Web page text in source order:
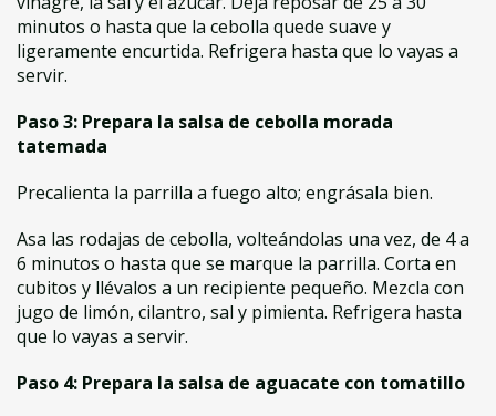
minutos o hasta que la cebolla quede suave y
ligeramente encurtida. Refrigera hasta que lo vayas a
servir.
Paso 3: Prepara la salsa de cebolla morada
tatemada
Precalienta la parrilla a fuego alto; engrásala bien.
Asa las rodajas de cebolla, volteándolas una vez, de 4 a
6 minutos o hasta que se marque la parrilla. Corta en
cubitos y llévalos a un recipiente pequeño. Mezcla con
jugo de limón, cilantro, sal y pimienta. Refrigera hasta
que lo vayas a servir.
Paso 4: Prepara la salsa de aguacate con tomatillo